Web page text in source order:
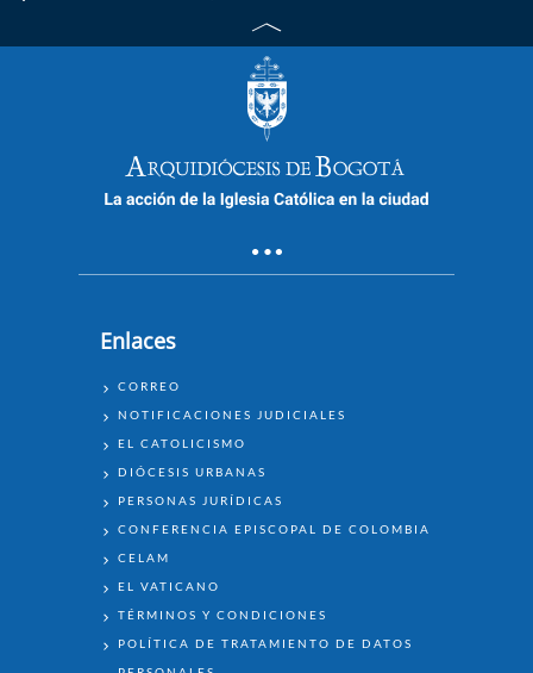
Enlaces
ENLACES
CORREO
NOTIFICACIONES JUDICIALES
EL CATOLICISMO
DIÓCESIS URBANAS
PERSONAS JURÍDICAS
CONFERENCIA EPISCOPAL DE COLOMBIA
CELAM
EL VATICANO
TÉRMINOS Y CONDICIONES
POLÍTICA DE TRATAMIENTO DE DATOS